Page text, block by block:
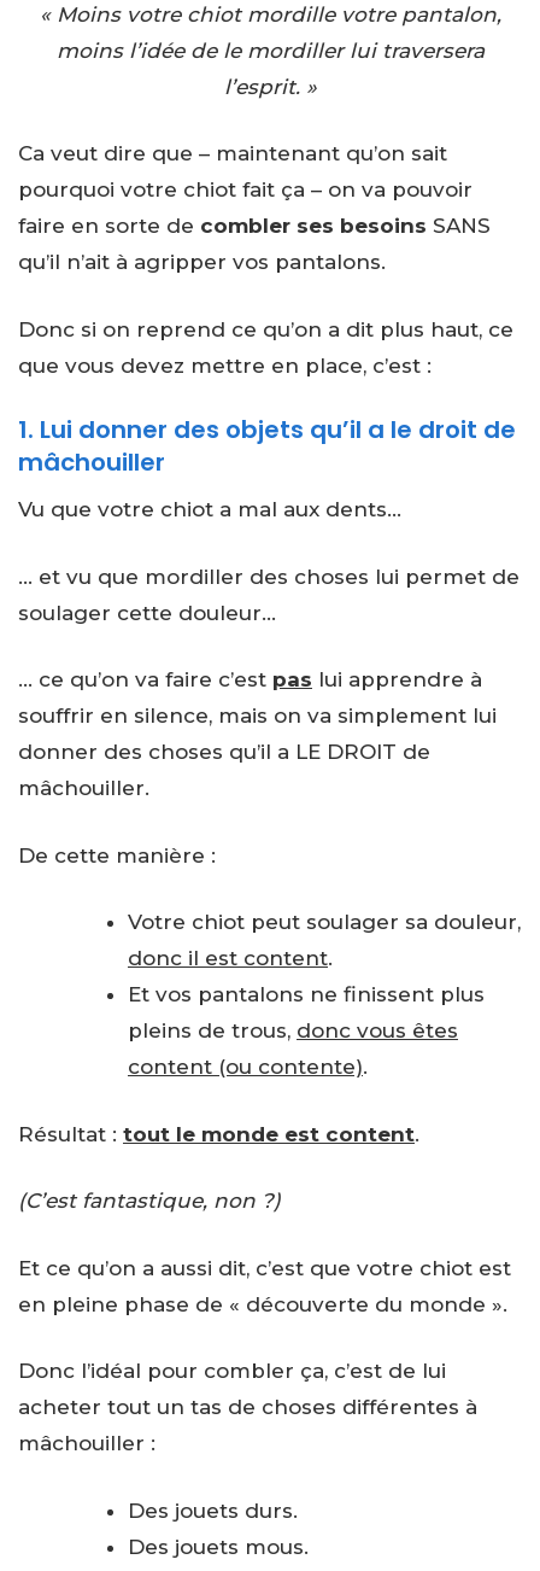
« Moins votre chiot mordille votre pantalon,
moins l’idée de le mordiller lui traversera
l’esprit. »
Ca veut dire que – maintenant qu’on sait
pourquoi votre chiot fait ça – on va pouvoir
faire en sorte de combler ses besoins SANS
qu’il n’ait à agripper vos pantalons.
Donc si on reprend ce qu’on a dit plus haut, ce
que vous devez mettre en place, c’est :
1. Lui donner des objets qu’il a le droit de
mâchouiller
Vu que votre chiot a mal aux dents…
… et vu que mordiller des choses lui permet de
soulager cette douleur…
… ce qu’on va faire c’est pas lui apprendre à
souffrir en silence, mais on va simplement lui
donner des choses qu’il a LE DROIT de
mâchouiller.
De cette manière :
Votre chiot peut soulager sa douleur,
donc il est content.
Et vos pantalons ne finissent plus
pleins de trous, donc vous êtes
content (ou contente).
Résultat : tout le monde est content.
(C’est fantastique, non ?)
Et ce qu’on a aussi dit, c’est que votre chiot est
en pleine phase de « découverte du monde ».
Donc l’idéal pour combler ça, c’est de lui
acheter tout un tas de choses différentes à
mâchouiller :
Des jouets durs.
Des jouets mous.